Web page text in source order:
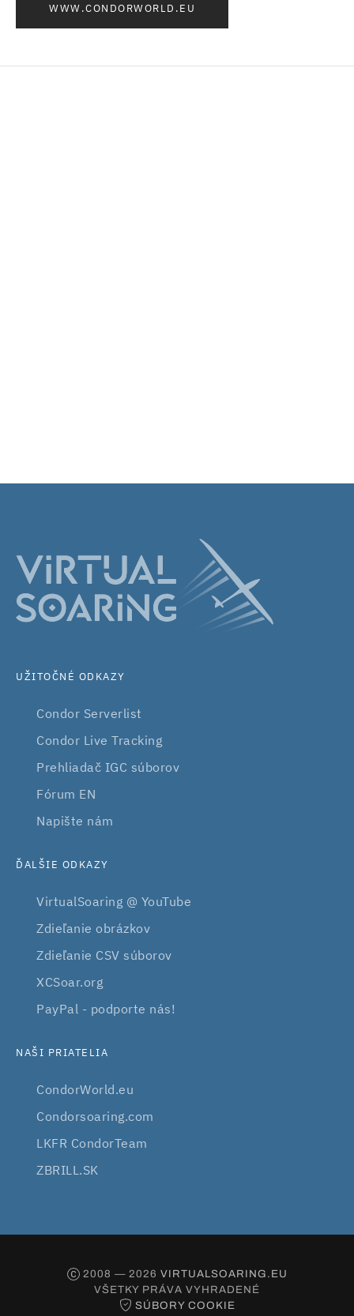
WWW.CONDORWORLD.EU
UŽITOČNÉ ODKAZY
Condor Serverlist
Condor Live Tracking
Prehliadač IGC súborov
Fórum EN
Napište nám
ĎALŠIE ODKAZY
VirtualSoaring @ YouTube
Zdieľanie obrázkov
Zdieľanie CSV súborov
XCSoar.org
PayPal - podporte nás!
NAŠI PRIATELIA
CondorWorld.eu
Condorsoaring.com
LKFR CondorTeam
ZBRILL.SK
2008 — 2026 VIRTUALSOARING.EU
VŠETKY PRÁVA VYHRADENÉ
SÚBORY COOKIE